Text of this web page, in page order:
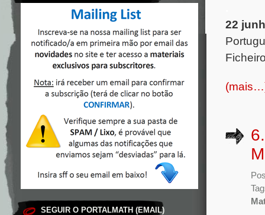
SEGUIR O PORTALMATH (EMAIL)
22